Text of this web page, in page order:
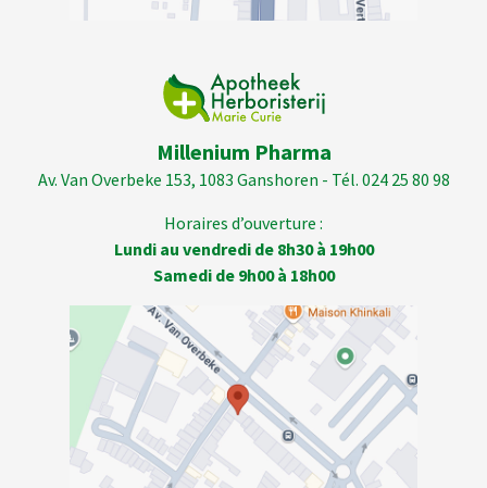
Millenium Pharma
Av. Van Overbeke 153, 1083 Ganshoren - Tél. 024 25 80 98
Horaires d’ouverture :
Lundi au vendredi de 8h30 à 19h00
Samedi de 9h00 à 18h00